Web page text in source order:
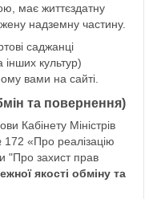
має життєздатну
надземну частину.
саджанці
інших культур)
вами на сайті.
та повернення)
Кабінету Міністрів
«Про реалізацію
"Про захист прав
якості обміну та